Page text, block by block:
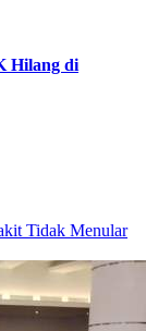
Hilang di
Tidak Menular